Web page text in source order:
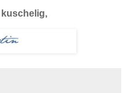
kuschelig,